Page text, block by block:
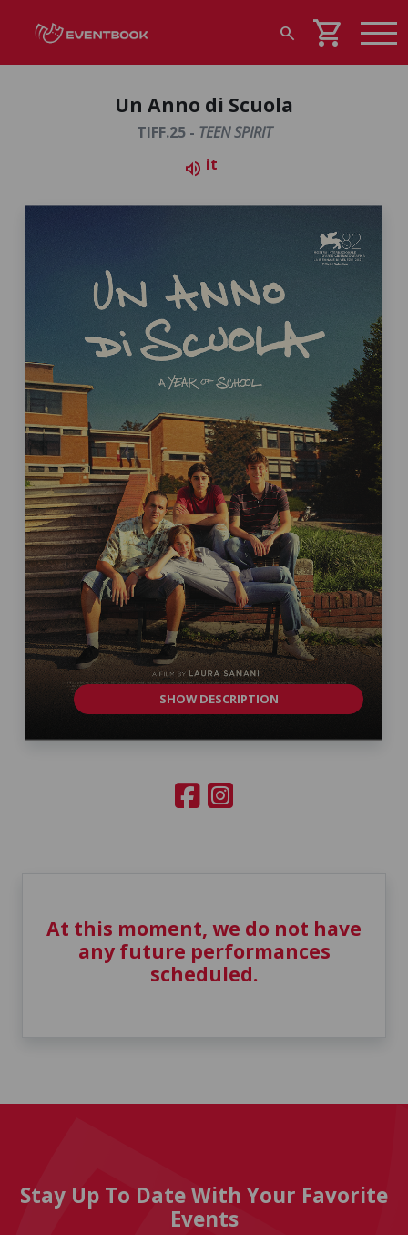
search shopping_cart
Un Anno di Scuola
TIFF.25 - TEEN SPIRIT
volume_up it
SHOW DESCRIPTION
At this moment, we do not have
any future performances
scheduled.
Stay Up To Date With Your Favorite
Events